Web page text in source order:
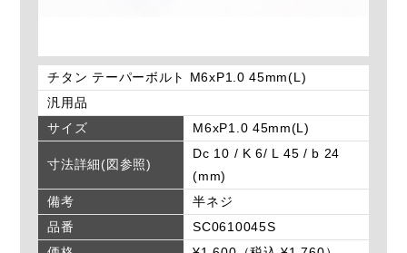
チタン テーパーボルト M6xP1.0 45mm(L)
汎用品
サイズ
M6xP1.0 45mm(L)
寸法詳細(図参照)
Dc 10 / K 6/ L 45 / b 24
(mm)
備考
半ネジ
品番
SC0610045S